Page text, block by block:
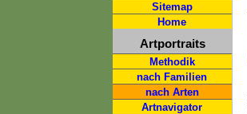
Sitemap
Home
Artportraits
Methodik
nach Familien
nach Arten
Artnavigator